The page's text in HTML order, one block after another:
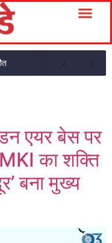
एयर बेस पर
का शक्ति
बना मुख्य